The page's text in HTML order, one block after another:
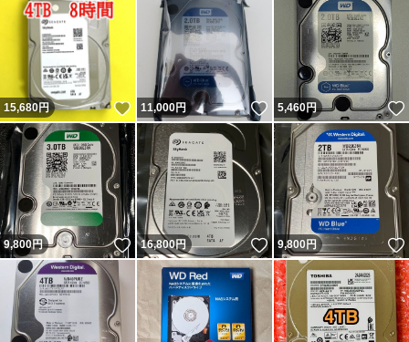
15,680円 いいね！
11,000円 いいね！
5,460円
9,800円 いいね！
16,800円 いいね！
9,800円